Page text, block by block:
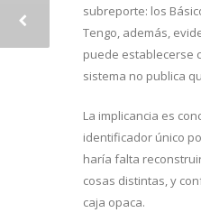
subreporte: los
Tengo, además,
puede establecerse
sistema no publica
La implicancia es
identificador único
haría falta
cosas distintas, y
caja opaca.